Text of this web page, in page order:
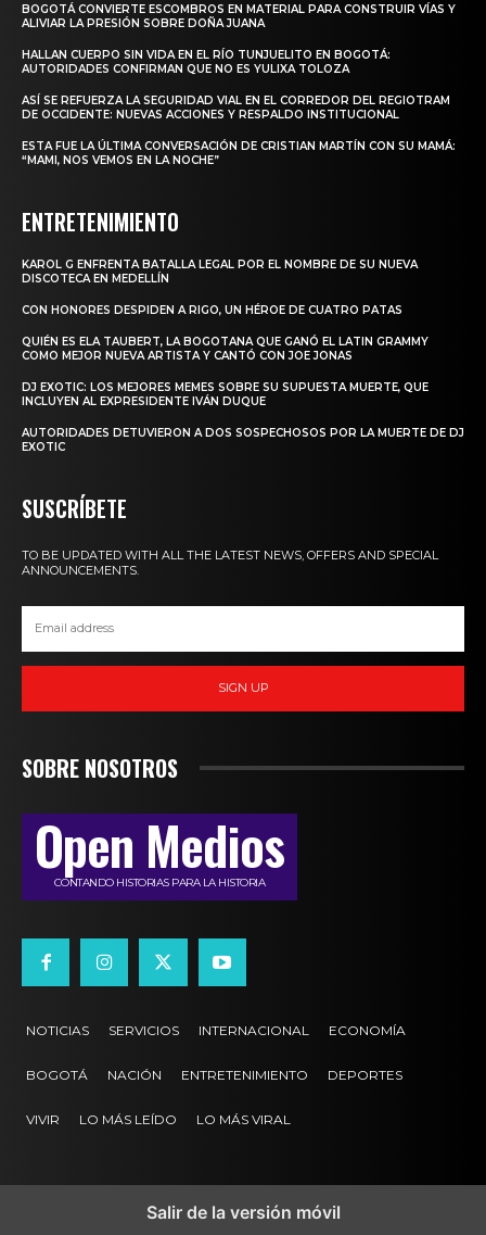
BOGOTÁ CONVIERTE ESCOMBROS EN MATERIAL PARA CONSTRUIR VÍAS Y
ALIVIAR LA PRESIÓN SOBRE DOÑA JUANA
HALLAN CUERPO SIN VIDA EN EL RÍO TUNJUELITO EN BOGOTÁ:
AUTORIDADES CONFIRMAN QUE NO ES YULIXA TOLOZA
ASÍ SE REFUERZA LA SEGURIDAD VIAL EN EL CORREDOR DEL REGIOTRAM
DE OCCIDENTE: NUEVAS ACCIONES Y RESPALDO INSTITUCIONAL
ESTA FUE LA ÚLTIMA CONVERSACIÓN DE CRISTIAN MARTÍN CON SU MAMÁ:
“MAMI, NOS VEMOS EN LA NOCHE”
ENTRETENIMIENTO
KAROL G ENFRENTA BATALLA LEGAL POR EL NOMBRE DE SU NUEVA
DISCOTECA EN MEDELLÍN
CON HONORES DESPIDEN A RIGO, UN HÉROE DE CUATRO PATAS
QUIÉN ES ELA TAUBERT, LA BOGOTANA QUE GANÓ EL LATIN GRAMMY
COMO MEJOR NUEVA ARTISTA Y CANTÓ CON JOE JONAS
DJ EXOTIC: LOS MEJORES MEMES SOBRE SU SUPUESTA MUERTE, QUE
INCLUYEN AL EXPRESIDENTE IVÁN DUQUE
AUTORIDADES DETUVIERON A DOS SOSPECHOSOS POR LA MUERTE DE DJ
EXOTIC
SUSCRÍBETE
TO BE UPDATED WITH ALL THE LATEST NEWS, OFFERS AND SPECIAL
ANNOUNCEMENTS.
SIGN UP
SOBRE NOSOTROS
Open Medios
CONTANDO HISTORIAS PARA LA HISTORIA
NOTICIAS SERVICIOS INTERNACIONAL ECONOMÍA
BOGOTÁ NACIÓN ENTRETENIMIENTO DEPORTES
VIVIR LO MÁS LEÍDO LO MÁS VIRAL
Salir de la versión móvil